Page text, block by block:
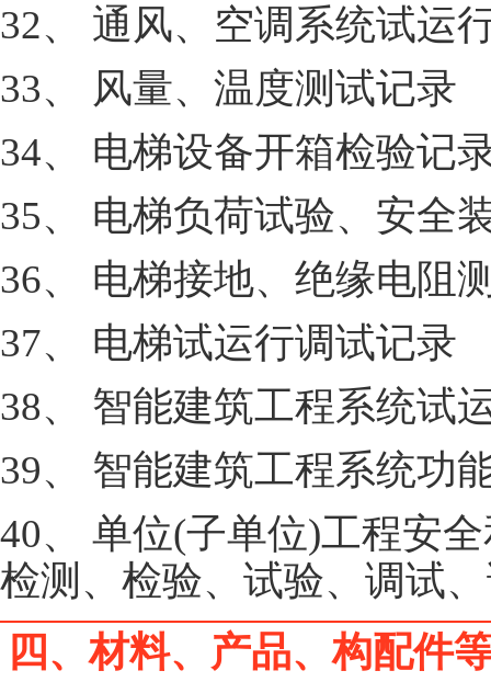
32、 通风、空调系统试运
33、 风量、温度测试记录
34、 电梯设备开箱检验记
35、 电梯负荷试验、安全
36、 电梯接地、绝缘电阻
37、 电梯试运行调试记录
38、 智能建筑工程系统试
39、 智能建筑工程系统功
40、 单位(子单位)工程安
检测、检验、试验、调试
四、材料、产品、构配件